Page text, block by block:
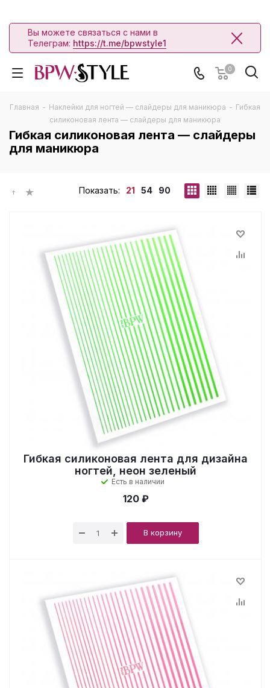
Вы можете связаться с нами в
Телеграм: https://t.me/bpwstyle1
0
Главная - Наклейки для ногтей — слайдеры для маникюра - Гибкая
силиконовая лента — слайдеры для маникюра
Гибкая силиконовая лента — слайдеры
для маникюра
Показать: 21 54 90
Гибкая силиконовая лента для дизайна
ногтей, неон зеленый
Есть в наличии
120 ₽
В корзину